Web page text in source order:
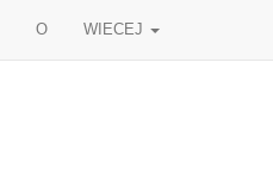
O WIECEJ